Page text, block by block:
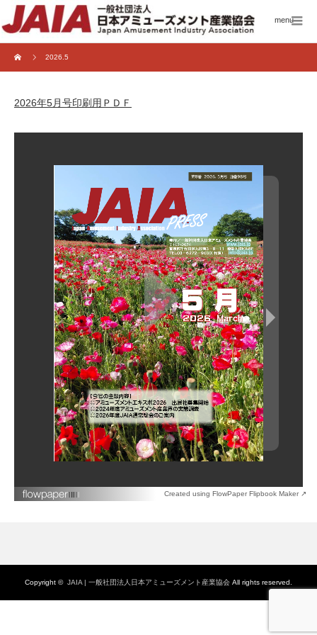
menu
2026.5
2026年5月号印刷用ＰＤＦ
Created using FlowPaper Flipbook Maker ↗
Copyright © JAIA | 一般社団法人日本アミューズメント産業協会 All rights reserved.